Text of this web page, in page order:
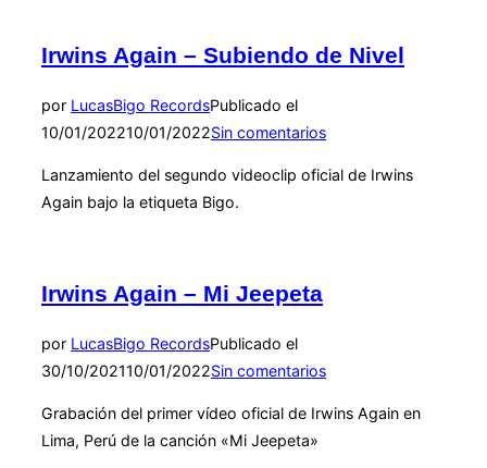
Irwins Again – Subiendo de Nivel
por LucasBigo RecordsPublicado el
10/01/202210/01/2022Sin comentarios
Lanzamiento del segundo videoclip oficial de Irwins
Again bajo la etiqueta Bigo.
Irwins Again – Mi Jeepeta
por LucasBigo RecordsPublicado el
30/10/202110/01/2022Sin comentarios
Grabación del primer vídeo oficial de Irwins Again en
Lima, Perú de la canción «Mi Jeepeta»